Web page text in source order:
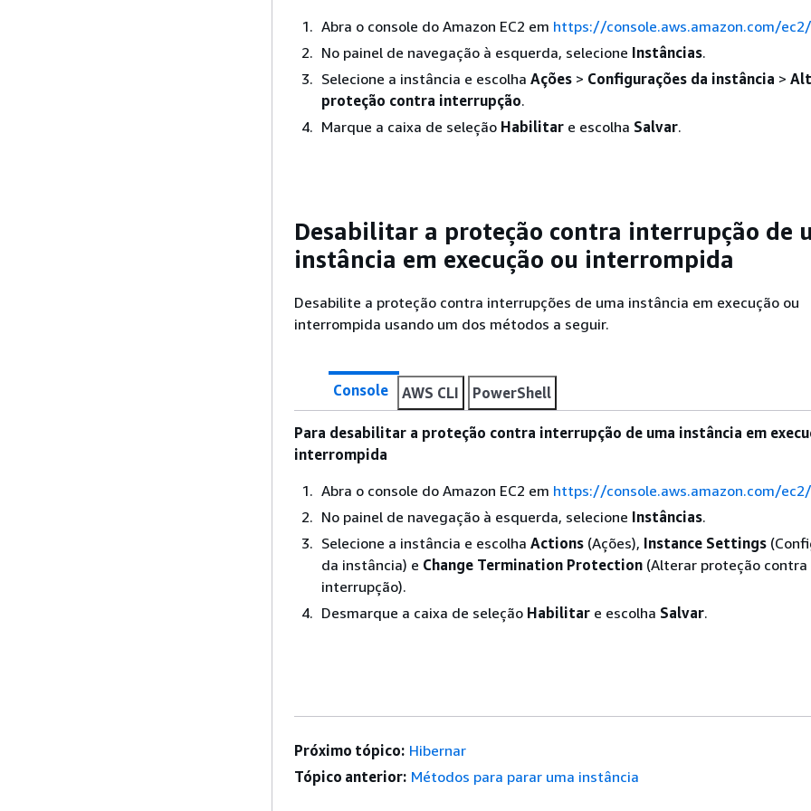
Abra o console do Amazon EC2 em https://console.aws.amazon.com/ec2/
No painel de navegação à esquerda, selecione Instâncias.
Selecione a instância e escolha Ações > Configurações da instância >
proteção contra interrupção.
Marque a caixa de seleção Habilitar e escolha Salvar.
Desabilitar a proteção contra interrupção de
instância em execução ou interrompida
Desabilite a proteção contra interrupções de uma instância em execução ou
interrompida usando um dos métodos a seguir.
Console AWS CLI PowerShell
Para desabilitar a proteção contra interrupção de uma instância em
interrompida
Abra o console do Amazon EC2 em https://console.aws.amazon.com/ec2/
No painel de navegação à esquerda, selecione Instâncias.
Selecione a instância e escolha Actions (Ações), Instance Settings
da instância) e Change Termination Protection (Alterar proteção contra
interrupção).
Desmarque a caixa de seleção Habilitar e escolha Salvar.
Próximo tópico: Hibernar
Tópico anterior: Métodos para parar uma instância